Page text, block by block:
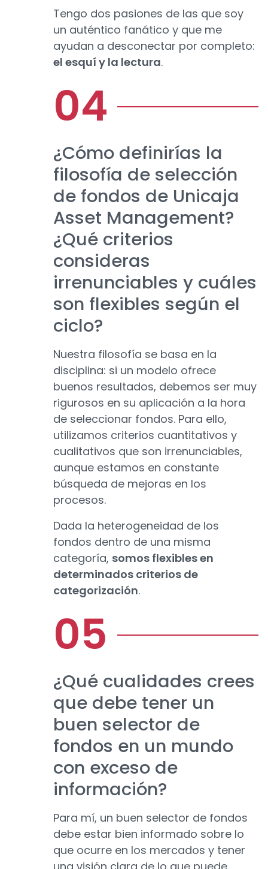
Tengo dos pasiones de las que soy
un auténtico fanático y que me
ayudan a desconectar por completo:
el esquí y la lectura.
¿Cómo definirías la
filosofía de selección
de fondos de Unicaja
Asset Management?
¿Qué criterios
consideras
irrenunciables y cuáles
son flexibles según el
ciclo?
Nuestra filosofía se basa en la
disciplina: si un modelo ofrece
buenos resultados, debemos ser muy
rigurosos en su aplicación a la hora
de seleccionar fondos. Para ello,
utilizamos criterios cuantitativos y
cualitativos que son irrenunciables,
aunque estamos en constante
búsqueda de mejoras en los
procesos.
Dada la heterogeneidad de los
fondos dentro de una misma
categoría, somos flexibles en
determinados criterios de
categorización.
¿Qué cualidades crees
que debe tener un
buen selector de
fondos en un mundo
con exceso de
información?
Para mí, un buen selector de fondos
debe estar bien informado sobre lo
que ocurre en los mercados y tener